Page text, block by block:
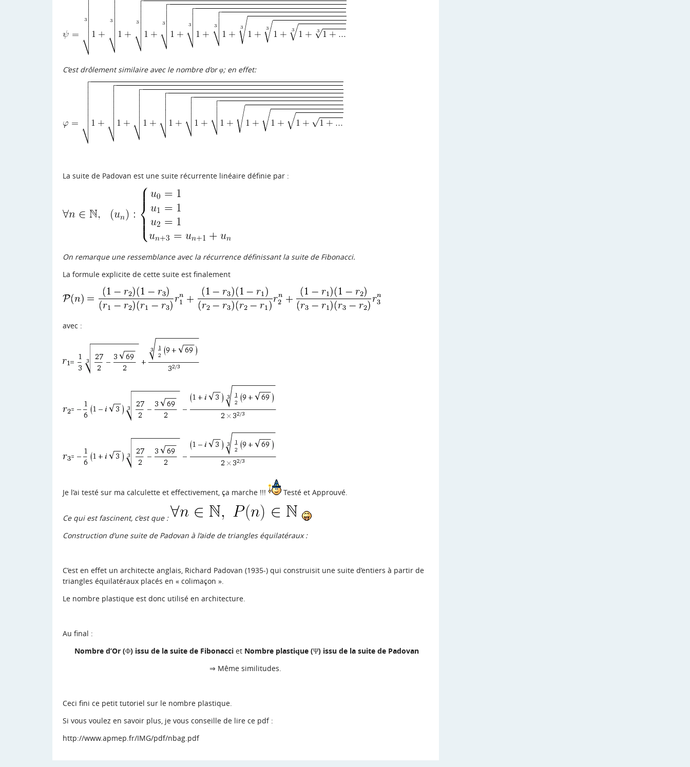
C’est drôlement similaire avec le nombre d’or φ; en effet:
La suite de Padovan est une suite récurrente linéaire définie par :
On remarque une ressemblance avec la récurrence définissant la suite de Fibonacci.
La formule explicite de cette suite est finalement
avec :
Je l’ai testé sur ma calculette et effectivement, ça marche !!! Testé et Approuvé.
Ce qui est fascinent, c’est que :
Construction d’une suite de Padovan à l’aide de triangles équilatéraux :
C’est en effet un architecte anglais, Richard Padovan (1935-) qui construisit une suite d’entiers à partir de
triangles équilatéraux placés en « colimaçon ».
Le nombre plastique est donc utilisé en architecture.
Au final :
Nombre d’Or (Φ) issu de la suite de Fibonacci etNombre plastique (Ψ) issu de la suite de Padovan
⇒ Même similitudes.
Ceci fini ce petit tutoriel sur le nombre plastique.
Si vous voulez en savoir plus, je vous conseille de lire ce pdf :
http://www.apmep.fr/IMG/pdf/nbag.pdf